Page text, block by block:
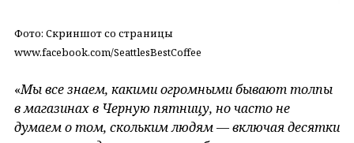
Фото: Скриншот со страницы
www.facebook.com/SeattlesBestCoffee
«Мы все знаем, какими огромными бывают толпы
в магазинах в Черную пятницу, но часто не
думаем о том, скольким людям — включая десятки